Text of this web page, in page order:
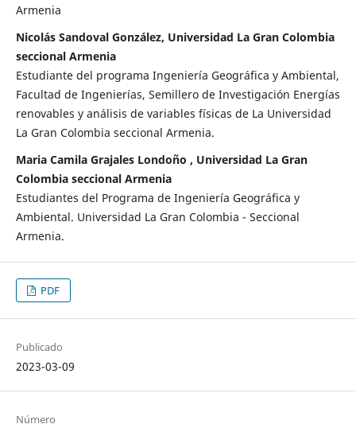
Armenia
Nicolás Sandoval González, Universidad La Gran Colombia
seccional Armenia
Estudiante del programa Ingeniería Geográfica y Ambiental,
Facultad de Ingenierías, Semillero de Investigación Energías
renovables y análisis de variables físicas de La Universidad
La Gran Colombia seccional Armenia.
Maria Camila Grajales Londoño , Universidad La Gran
Colombia seccional Armenia
Estudiantes del Programa de Ingeniería Geográfica y
Ambiental. Universidad La Gran Colombia - Seccional
Armenia.
PDF
Publicado
2023-03-09
Número